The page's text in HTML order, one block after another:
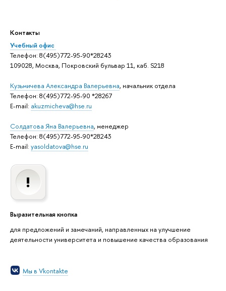
Контакты
Учебный офис
Телефон: 8(495)772-95-90*28243
109028, Москва, Покровский бульвар 11, каб. S218
Кузьмичева Александра Валерьевна, начальник отдела
Телефон: 8(495)772-95-90 *28267
E-mail: akuzmicheva@hse.ru
Солдатова Яна Валерьевна, менеджер
Телефон: 8(495)772-95-90*28243
E-mail: yasoldatova@hse.ru
Выразительная кнопка
для предложений и замечаний, направленных на улучшение
деятельности университета и повышение качества образования
Мы в Vkontakte